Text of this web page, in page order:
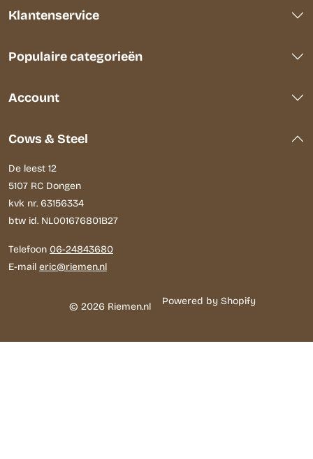
Klantenservice
Populaire categorieën
Account
Cows & Steel
De leest 12
5107 RC Dongen
kvk nr. 63156334
btw id. NL001676801B27
Telefoon 06-24843680
E-mail eric@riemen.nl
© 2026 Riemen.nl Powered by Shopify